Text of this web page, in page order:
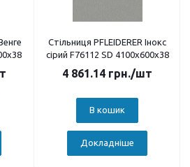
Стільниця PFLEIDERER Інокс
сірий F76112 SD 4100х600х38
4 861.14 грн./шт
В кошик
Докладніше